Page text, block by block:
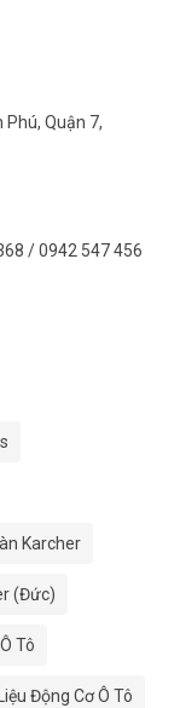
Quận 7,
/ 0942 547 456
Karcher
(Đức)
Tô
Động Cơ Ô Tô